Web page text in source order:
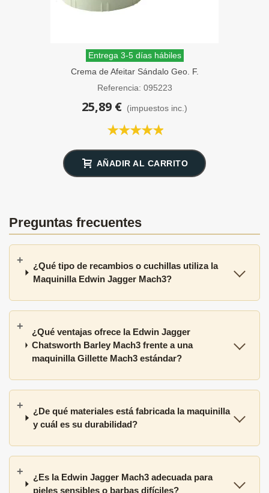
Entrega 3-5 días hábiles
Crema de Afeitar Sándalo Geo. F.
Trumper 200g
Referencia: 095223
25,89 € (impuestos inc.)
AÑADIR AL CARRITO
Preguntas frecuentes
¿Qué tipo de recambios o cuchillas utiliza la
Maquinilla Edwin Jagger Mach3?
¿Qué ventajas ofrece la Edwin Jagger
Chatsworth Barley Mach3 frente a una
maquinilla Gillette Mach3 estándar?
¿De qué materiales está fabricada la maquinilla
y cuál es su durabilidad?
¿Es la Edwin Jagger Mach3 adecuada para
pieles sensibles o barbas difíciles?